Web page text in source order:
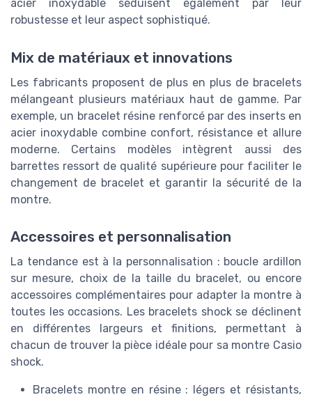
acier inoxydable séduisent également par leur
robustesse et leur aspect sophistiqué.
Mix de matériaux et innovations
Les fabricants proposent de plus en plus de bracelets
mélangeant plusieurs matériaux haut de gamme. Par
exemple, un bracelet résine renforcé par des inserts en
acier inoxydable combine confort, résistance et allure
moderne. Certains modèles intègrent aussi des
barrettes ressort de qualité supérieure pour faciliter le
changement de bracelet et garantir la sécurité de la
montre.
Accessoires et personnalisation
La tendance est à la personnalisation : boucle ardillon
sur mesure, choix de la taille du bracelet, ou encore
accessoires complémentaires pour adapter la montre à
toutes les occasions. Les bracelets shock se déclinent
en différentes largeurs et finitions, permettant à
chacun de trouver la pièce idéale pour sa montre Casio
shock.
Bracelets montre en résine : légers et résistants,